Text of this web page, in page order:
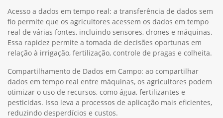
Acesso a dados em tempo real: a transferência de dados sem
fio permite que os agricultores acessem os dados em tempo
real de várias fontes, incluindo sensores, drones e máquinas.
Essa rapidez permite a tomada de decisões oportunas em
relação à irrigação, fertilização, controle de pragas e colheita.
Compartilhamento de Dados em Campo: ao compartilhar
dados em tempo real entre máquinas, os agricultores podem
otimizar o uso de recursos, como água, fertilizantes e
pesticidas. Isso leva a processos de aplicação mais eficientes,
reduzindo desperdícios e custos.